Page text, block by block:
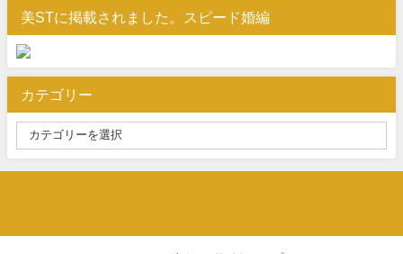
美STに掲載されました。スピード婚編
カテゴリー